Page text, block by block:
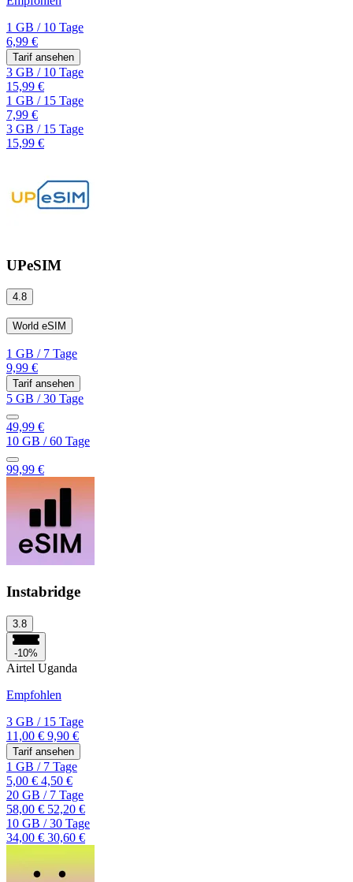
1 GB /10 Tage
6,99 €
Tarif ansehen
3 GB /10 Tage
15,99 €
1 GB /15 Tage
7,99 €
3 GB /15 Tage
15,99 €
UPeSIM
4.8
World eSIM
1 GB /7 Tage
9,99 €
Tarif ansehen
5 GB /30 Tage
49,99 €
10 GB /60 Tage
99,99 €
Instabridge
3.8
-10%
Airtel Uganda
Empfohlen
3 GB /15 Tage
11,00 € 9,90 €
Tarif ansehen
1 GB /7 Tage
5,00 € 4,50 €
20 GB /7 Tage
58,00 € 52,20 €
10 GB /30 Tage
34,00 € 30,60 €